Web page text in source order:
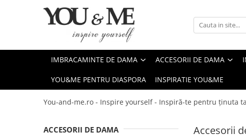
Imbracaminte de dama
Geci si jachete
Rochii de zi
Compleuri si costume
Accesorii de dama
Coliere si brose
IMBRACAMINTE DE DAMA ACCESORII DE DAMA
YOU&ME PENTRU DIASPORA INSPIRATIE YOU&ME
You-and-me.ro - Inspire yourself - Inspiră-te pentru ținuta
Accesorii
ACCESORII DE DAMA